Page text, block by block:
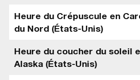
Heure du Crépuscule en
du Nord (États-Unis)
Heure du coucher du soleil
Alaska (États-Unis)